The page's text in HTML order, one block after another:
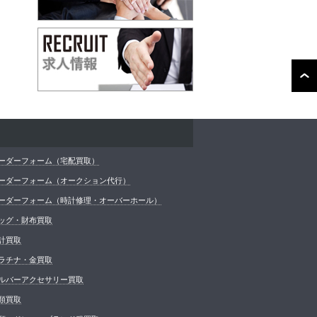
ダーフォーム（宅配買取）
ダーフォーム（オークション代行）
ダーフォーム（時計修理・オーバーホール）
グ・財布買取
買取
チナ・金買取
バーアクセサリー買取
買取